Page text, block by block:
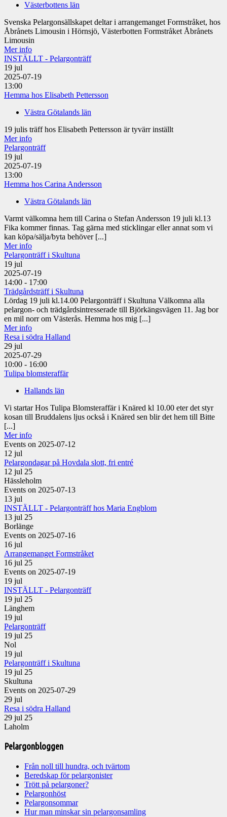
Västerbottens län
Svenska Pelargonsällskapet deltar i arrangemanget Formstråket, hos
Åbrånets Limousin i Hörnsjö, Västerbotten Formstråket Åbrånets
Limousin
Mer info
INSTÄLLT - Pelargonträff
19 jul
2025-07-19
13:00
Hemma hos Elisabeth Pettersson
Västra Götalands län
19 julis träff hos Elisabeth Pettersson är tyvärr inställt
Mer info
Pelargonträff
19 jul
2025-07-19
13:00
Hemma hos Carina Andersson
Västra Götalands län
Varmt välkomna hem till Carina o Stefan Andersson 19 juli kl.13
Fika kommer finnas. Tag gärna med sticklingar eller annat som vi
kan köpa/sälja/byta behöver [...]
Mer info
Pelargonträff i Skultuna
19 jul
2025-07-19
14:00 - 17:00
Trädgårdsträff i Skultuna
Lördag 19 juli kl.14.00 Pelargonträff i Skultuna Välkomna alla
pelargon- och trädgårdsintresserade till Björkängsvägen 11. Jag bor
en mil norr om Västerås. Hemma hos mig [...]
Mer info
Resa i södra Halland
29 jul
2025-07-29
10:00 - 16:00
Tulipa blomsteraffär
Hallands län
Vi startar Hos Tulipa Blomsteraffär i Knäred kl 10.00 eter det styr
kosan till Bruddalens ljus också i Knäred sen blir det hem till Bitte
[...]
Mer info
Events on 2025-07-12
12 jul
Pelargondagar på Hovdala slott, fri entré
12 jul 25
Hässleholm
Events on 2025-07-13
13 jul
INSTÄLLT - Pelargonträff hos Maria Engblom
13 jul 25
Borlänge
Events on 2025-07-16
16 jul
Arrangemanget Formstråket
16 jul 25
Events on 2025-07-19
19 jul
INSTÄLLT - Pelargonträff
19 jul 25
Länghem
19 jul
Pelargonträff
19 jul 25
Nol
19 jul
Pelargonträff i Skultuna
19 jul 25
Skultuna
Events on 2025-07-29
29 jul
Resa i södra Halland
29 jul 25
Laholm
Pelargonbloggen
Från noll till hundra, och tvärtom
Beredskap för pelargonister
Trött på pelargoner?
Pelargonhöst
Pelargonsommar
Hur man minskar sin pelargonsamling